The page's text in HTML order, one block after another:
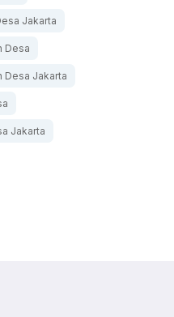
Jakarta
Desa
Desa Jakarta
Jakarta